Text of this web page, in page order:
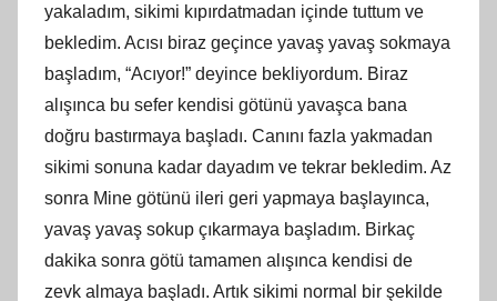
yakaladım, sikimi kıpırdatmadan içinde tuttum ve
bekledim. Acısı biraz geçince yavaş yavaş sokmaya
başladım, “Acıyor!” deyince bekliyordum. Biraz
alışınca bu sefer kendisi götünü yavaşca bana
doğru bastırmaya başladı. Canını fazla yakmadan
sikimi sonuna kadar dayadım ve tekrar bekledim. Az
sonra Mine götünü ileri geri yapmaya başlayınca,
yavaş yavaş sokup çıkarmaya başladım. Birkaç
dakika sonra götü tamamen alışınca kendisi de
zevk almaya başladı. Artık sikimi normal bir şekilde